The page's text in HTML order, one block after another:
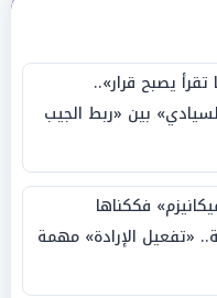
تقرأ يصبح قرار»..
بين «ربط الجيب
فككناها
«تفعيل الإرادة» مهمة